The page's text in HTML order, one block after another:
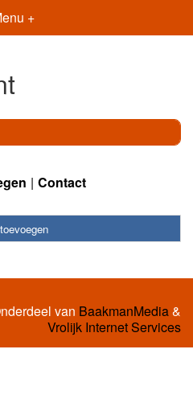
+
Contact
van BaakmanMedia&
Vrolijk Internet Services